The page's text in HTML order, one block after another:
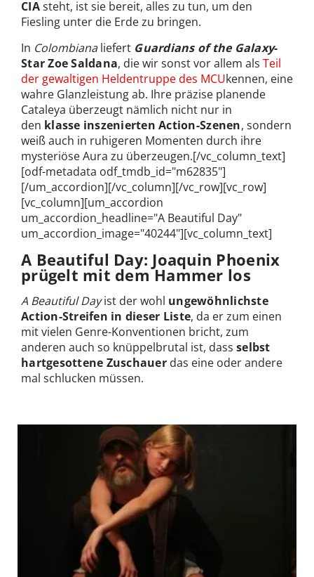
CIAsteht, ist sie bereit, alles zu tun, um den
Fiesling unter die Erde zu bringen.
In Colombianaliefert Guardians of the Galaxy-
Star Zoe Saldana, die wir sonst vor allem alsTeil
der gewaltigen Heldentruppe des MCUkennen, eine
wahre Glanzleistung ab. Ihre präzise planende
Cataleya überzeugt nämlich nicht nur in
den klasse inszenierten Action-Szenen, sondern
weiß auch in ruhigeren Momenten durch ihre
mysteriöse Aura zu überzeugen.[/vc_column_text]
[odf-metadata odf_tmdb_id="m62835"]
[/um_accordion][/vc_column][/vc_row][vc_row]
[vc_column][um_accordion
um_accordion_headline="A Beautiful Day"
um_accordion_image="40244"][vc_column_text]
A Beautiful Day: Joaquin Phoenix
prügelt mit dem Hammer los
A Beautiful Dayist der wohl ungewöhnlichste
Action-Streifen in dieser Liste, da er zum einen
mit vielen Genre-Konventionen bricht, zum
anderen auch so knüppelbrutal ist, dass selbst
hartgesottene Zuschauerdas eine oder andere
mal schlucken müssen.